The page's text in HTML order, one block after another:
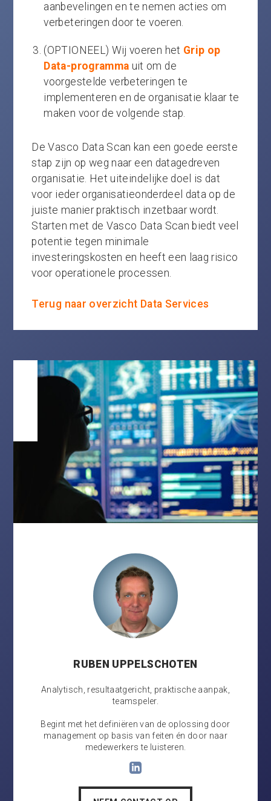
aanbevelingen en te nemen acties om
verbeteringen door te voeren.
(OPTIONEEL) Wij voeren het Grip op
Data-programma uit om de
voorgestelde verbeteringen te
implementeren en de organisatie klaar te
maken voor de volgende stap.
​De Vasco Data Scan kan een goede eerste
stap zijn op weg naar een datagedreven
organisatie. Het uiteindelijke doel is dat
voor ieder organisatieonderdeel data op de
juiste manier praktisch inzetbaar wordt​.
Starten met de Vasco Data Scan biedt veel
potentie tegen minimale
investeringskosten en heeft een laag risico
voor operationele processen.
Terug naar overzicht Data Services
RUBEN UPPELSCHOTEN
Analytisch, resultaatgericht, praktische aanpak,
teamspeler.
Begint met het definiëren van de oplossing door
management op basis van feiten én door naar
medewerkers te luisteren.